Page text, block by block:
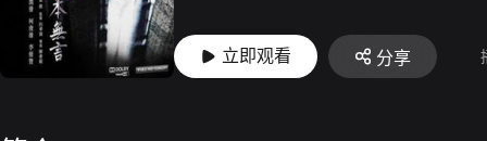
立即观看 分享